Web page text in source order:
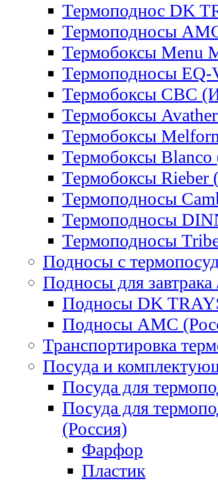
Термоподнос DK
Термоподносы
Термобоксы Menu
Термоподносы EQ-
Термобоксы CBC
Термобоксы
Термобоксы
Термобоксы Blanco
Термобоксы Rieber
Термоподносы
Термоподносы
Термоподносы
Подносы с
Подносы для завтрака
Подносы DK
Подносы AMC
Транспортировка
Посуда и
Посуда для
Посуда для
(Россия)
Фарфор
Пластик